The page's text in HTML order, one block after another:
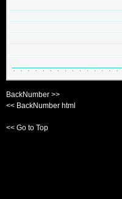
BackNumber >>
<< BackNumber html
<< Go to Top